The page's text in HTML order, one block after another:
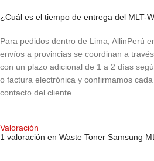
¿Cuál es el tiempo de entrega del MLT-
Para pedidos dentro de Lima, AllinPerú
envíos a provincias se coordinan a
con un plazo adicional de 1 a 2 días
o factura electrónica y confirmamos
contacto del cliente.
Valoración
1 valoración en Waste Toner Samsung